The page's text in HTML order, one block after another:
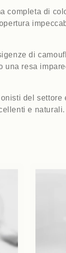
completa di
di
una resa
del settore
e naturali.